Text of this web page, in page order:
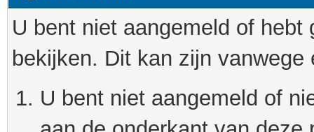
U bent niet aangemeld of
bekijken. Dit kan zijn
U bent niet aangemeld of